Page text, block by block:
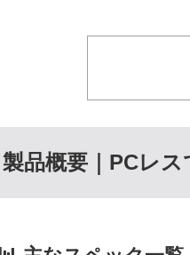
製品概要｜PCレ